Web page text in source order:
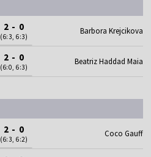
2 - 0
(6:3, 6:3)
Barbora Krejcikova
2 - 0
(6:0, 6:3)
Beatriz Haddad Maia
2 - 0
(6:3, 6:2)
Coco Gauff